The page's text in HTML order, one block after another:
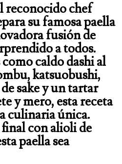
reconocido chef
su famosa paella
fusión de
a todos.
caldo dashi al
katsuobushi,
sake y un tartar
y mero, esta receta
culinaria única.
con alioli de
paella sea